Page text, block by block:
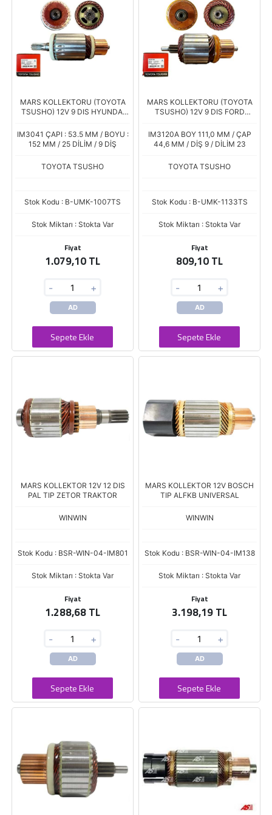
MARS KOLLEKTORU (TOYOTA
TSUSHO) 12V 9 DIS HYUNDAI
IM3041 ÇAPI : 53.5 MM / BOYU :
152 MM / 25 DİLİM / 9 DİŞ
TOYOTA TSUSHO
Stok Kodu : B-UMK-1007TS
Stok Miktarı : Stokta Var
Fiyat
1.079,10 TL
- +
AD
Sepete Ekle
MARS KOLLEKTORU (TOYOTA
TSUSHO) 12V 9 DIS FORD
IM3120A BOY 111,0 MM / ÇAP
44,6 MM / DİŞ 9 / DİLİM 23
TOYOTA TSUSHO
Stok Kodu : B-UMK-1133TS
Stok Miktarı : Stokta Var
Fiyat
809,10 TL
- +
AD
Sepete Ekle
MARS KOLLEKTOR 12V 12 DIS
PAL TIP ZETOR TRAKTOR
WINWIN
Stok Kodu : BSR-WIN-04-IM801
Stok Miktarı : Stokta Var
Fiyat
1.288,68 TL
- +
AD
Sepete Ekle
MARS KOLLEKTOR 12V BOSCH
TIP ALFKB UNIVERSAL
WINWIN
Stok Kodu : BSR-WIN-04-IM138
Stok Miktarı : Stokta Var
Fiyat
3.198,19 TL
- +
AD
Sepete Ekle